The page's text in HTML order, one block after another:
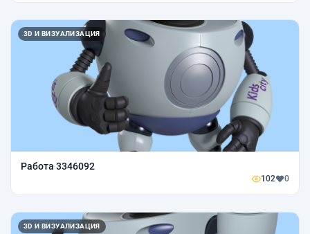
3D И ВИЗУАЛИЗАЦИЯ
Работа 3346092
102 0
3D И ВИЗУАЛИЗАЦИЯ